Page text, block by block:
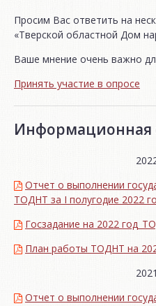
Просим Вас ответить на
«Тверской областной Дом
Ваше мнение очень важно
Принять участие в опросе
Информационная
Отчет о выполнении
ТОДНТ за I полугодие 2022
Госзадание на 2022
План работы ТОДНТ на
Отчет о выполнении